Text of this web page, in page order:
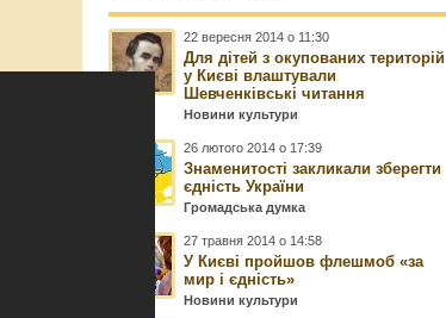
22 вересня 2014 о 11:30
Для дітей з окупованих територій
у Києві влаштували
Шевченківські читання
Новини культури
26 лютого 2014 о 17:39
Знаменитості закликали зберегти
єдність України
Громадська думка
27 травня 2014 о 14:58
У Києві пройшов флешмоб «за
мир і єдність»
Новини культури